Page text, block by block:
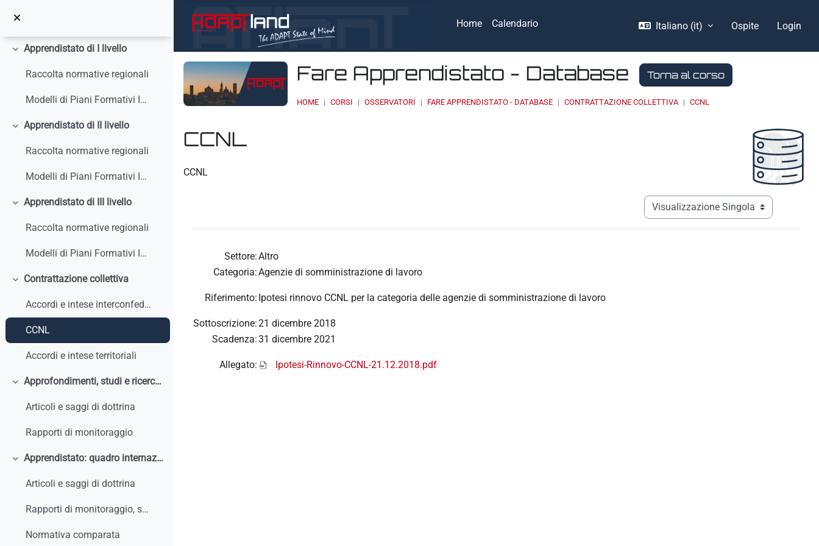
Home Calendario Italiano ‎(it)‎ Ospite Login
Minimizza
Apprendistato di I livello
Raccolta normative regionali
Modelli di Piani Formativi Individuali
Minimizza
Apprendistato di II livello
Raccolta normative regionali
Modelli di Piani Formativi Individuali
Minimizza
Apprendistato di III livello
Raccolta normative regionali
Modelli di Piani Formativi Individuali
Minimizza
Contrattazione collettiva
Accordi e intese interconfederali
CCNL
Accordi e intese territoriali
Minimizza
Approfondimenti, studi e ricerche
Articoli e saggi di dottrina
Rapporti di monitoraggio
Minimizza
Apprendistato: quadro internazionale e comparato
Articoli e saggi di dottrina
Rapporti di monitoraggio, studi, ricerche, report internazionali
Normativa comparata
Fare Apprendistato - Database Torna al corso
HOME CORSI OSSERVATORI FARE APPRENDISTATO - DATABASE CONTRATTAZIONE COLLETTIVA CCNL
CCNL
CCNL
Navigazione terziaria modalità
Settore:Altro
Categoria:Agenzie di somministrazione di lavoro
Riferimento: Ipotesi rinnovo CCNL per la categoria delle agenzie di somministrazione di lavoro
Sottoscrizione:21 dicembre 2018
Scadenza:31 dicembre 2021
Allegato: Ipotesi-Rinnovo-CCNL-21.12.2018.pdf